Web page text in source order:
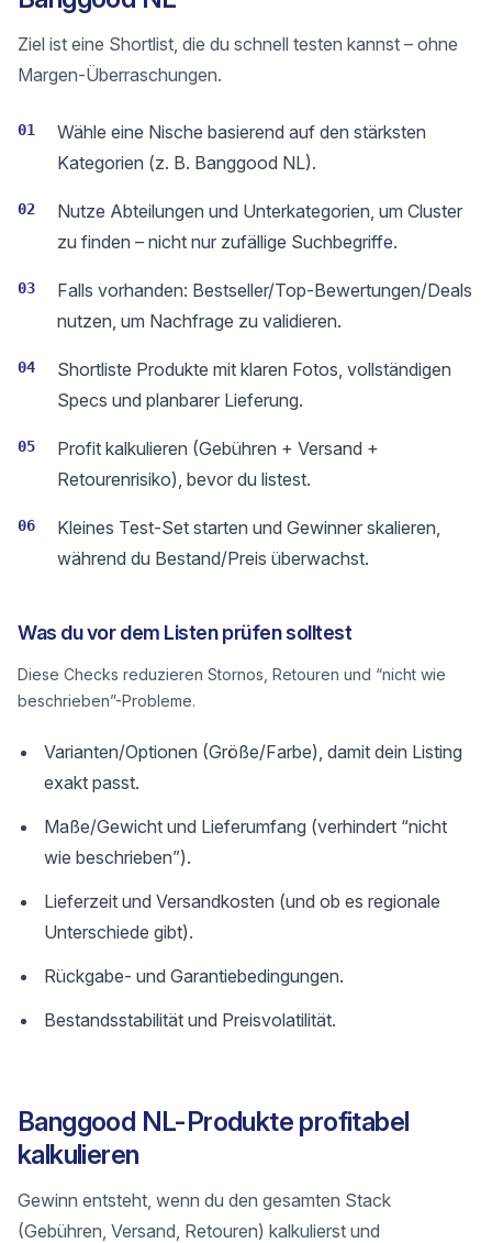
Ziel ist eine Shortlist, die du schnell testen kannst – ohne
Margen-Überraschungen.
01
Wähle eine Nische basierend auf den stärksten
Kategorien (z. B. Banggood NL).
02
Nutze Abteilungen und Unterkategorien, um Cluster
zu finden – nicht nur zufällige Suchbegriffe.
03
Falls vorhanden: Bestseller/Top-Bewertungen/Deals
nutzen, um Nachfrage zu validieren.
04
Shortliste Produkte mit klaren Fotos, vollständigen
Specs und planbarer Lieferung.
05
Profit kalkulieren (Gebühren + Versand +
Retourenrisiko), bevor du listest.
06
Kleines Test-Set starten und Gewinner skalieren,
während du Bestand/Preis überwachst.
Was du vor dem Listen prüfen solltest
Diese Checks reduzieren Stornos, Retouren und “nicht wie
beschrieben”-Probleme.
Varianten/Optionen (Größe/Farbe), damit dein Listing
exakt passt.
Maße/Gewicht und Lieferumfang (verhindert “nicht
wie beschrieben”).
Lieferzeit und Versandkosten (und ob es regionale
Unterschiede gibt).
Rückgabe- und Garantiebedingungen.
Bestandsstabilität und Preisvolatilität.
Banggood NL-Produkte profitabel
kalkulieren
Gewinn entsteht, wenn du den gesamten Stack
(Gebühren, Versand, Retouren) kalkulierst und